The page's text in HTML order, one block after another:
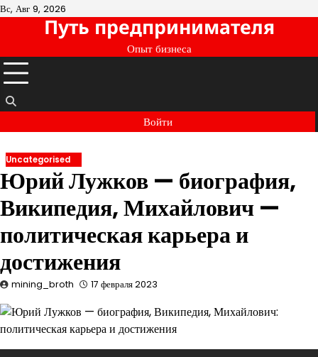
Перейти
содержимому
Вс, Авг 9, 2026
Путь предпринимателя
Опыт бизнеса
Войти
Uncategorised
Юрий Лужков — биография,
Википедия, Михайлович —
политическая карьера и
достижения
mining_broth 17 февраля 2023